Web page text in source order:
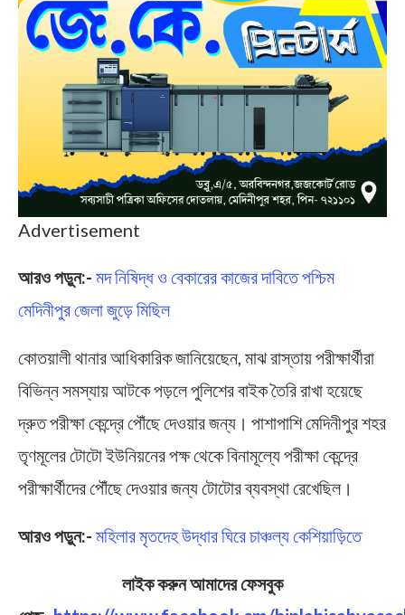
Advertisement
আরও পড়ুন:- মদ নিষিদ্ধ ও বেকারের কাজের দাবিতে পশ্চিম
মেদিনীপুর জেলা জুড়ে মিছিল
কোতয়ালী থানার আধিকারিক জানিয়েছেন, মাঝ রাস্তায় পরীক্ষার্থীরা
বিভিন্ন সমস্যায় আটকে পড়লে পুলিশের বাইক তৈরি রাখা হয়েছে
দ্রুত পরীক্ষা কেন্দ্রে পৌঁছে দেওয়ার জন্য। পাশাপাশি মেদিনীপুর শহর
তৃণমূলের টোটো ইউনিয়নের পক্ষ থেকে বিনামূল্যে পরীক্ষা কেন্দ্রে
পরীক্ষার্থীদের পৌঁছে দেওয়ার জন্য টোটোর ব্যবস্থা রেখেছিল।
আরও পড়ুন:- মহিলার মৃতদেহ উদ্ধার ঘিরে চাঞ্চল্য কেশিয়াড়িতে
লাইক করুন আমাদের ফেসবুক